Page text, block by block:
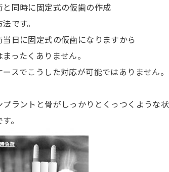
同時に固定式の仮歯の作成
です。
日に固定式の仮歯になりますから
ったくありません。
スでこうした対応が可能ではありません。
ラントと骨がしっかりとくっつくような
。